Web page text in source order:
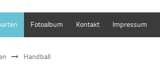
Fotoalbum Kontakt Impressum
Handball